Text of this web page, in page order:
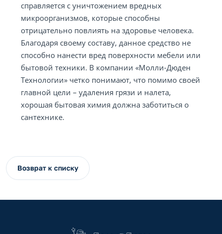
справляется с уничтожением вредных
микроорганизмов, которые способны
отрицательно повлиять на здоровье человека.
Благодаря своему составу, данное средство не
способно нанести вред поверхности мебели или
бытовой техники. В компании «Молли-Дюден
Технологии» четко понимают, что помимо своей
главной цели – удаления грязи и налета,
хорошая бытовая химия должна заботиться о
сантехнике.
Возврат к списку